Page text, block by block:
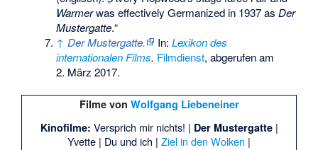
Warmerwas effectively Germanized in 1937 asDer
Mustergatte.“
↑ Der Mustergatte. In:Lexikon des
internationalen Films. Filmdienst, abgerufen am
2. März 2017.
Filme von Wolfgang Liebeneiner
Kinofilme: Versprich mir nichts! | Der Mustergatte|
Yvette | Du und ich | Ziel in den Wolken |